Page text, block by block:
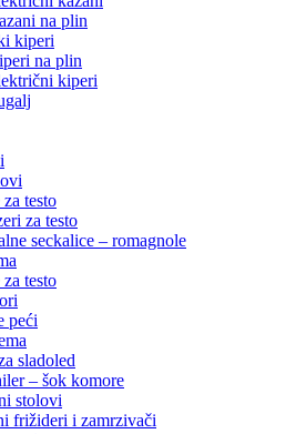
na plin
kiperi
na plin
kiperi
testo
za testo
seckalice – romagnole
testo
peći
sladoled
– šok komore
stolovi
frižideri i zamrzivači